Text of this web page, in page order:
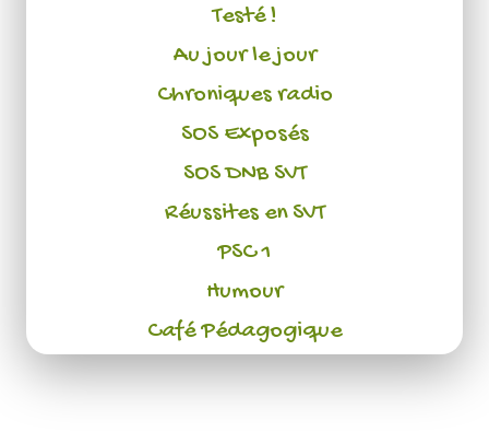
Testé !
Au jour le jour
Chroniques radio
SOS Exposés
SOS DNB SVT
Réussites en SVT
PSC 1
Humour
Café Pédagogique